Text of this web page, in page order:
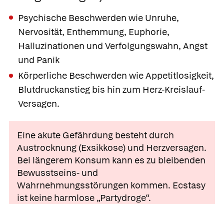
Psychische Beschwerden wie Unruhe,
Nervosität, Enthemmung, Euphorie,
Halluzinationen und Verfolgungswahn, Angst
und Panik
Körperliche Beschwerden wie Appetitlosigkeit,
Blutdruckanstieg bis hin zum Herz-Kreislauf-
Versagen.
Eine akute Gefährdung besteht durch
Austrocknung (Exsikkose) und Herzversagen.
Bei längerem Konsum kann es zu bleibenden
Bewusstseins- und
Wahrnehmungsstörungen kommen. Ecstasy
ist keine harmlose „Partydroge“.